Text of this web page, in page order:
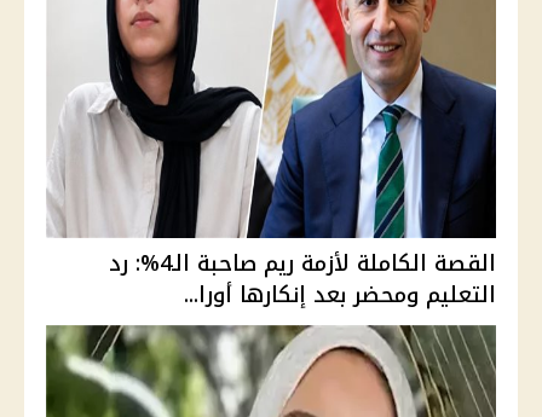
القصة الكاملة لأزمة ريم صاحبة الـ4%: رد
التعليم ومحضر بعد إنكارها أورا...